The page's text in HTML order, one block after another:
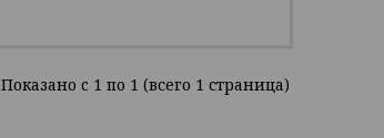
Показано c 1 по 1 (всего 1 страница)